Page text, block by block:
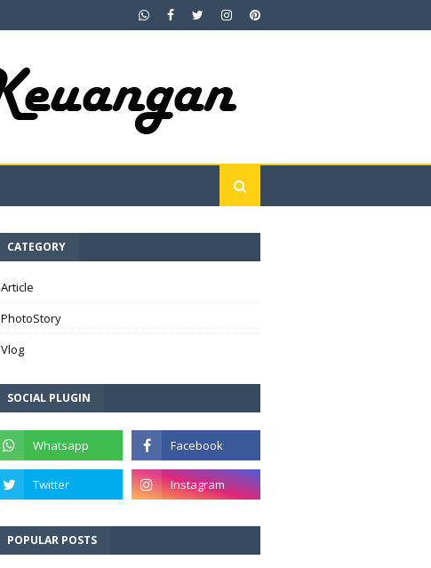
CATEGORY
Article
PhotoStory
Vlog
SOCIAL PLUGIN
POPULAR POSTS